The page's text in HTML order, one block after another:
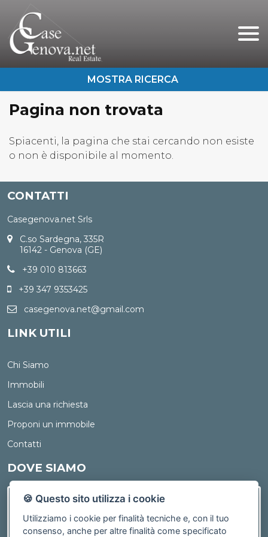
Chi Siamo
Immobili In Vendita
Immobili In Affitto
Servizi
Lascia Una Richiesta
Contatti
Pagina non trovata
Spiacenti, la pagina che stai cercando non esiste
o non è disponibile al momento.
CONTATTI
Casegenova.net Srls
C.so Sardegna, 335R
16142 - Genova (GE)
+39 010 813663
+39 347 9353425
casegenova.net@gmail.com
LINK UTILI
Chi Siamo
Immobili
Lascia una richiesta
Proponi un immobile
Contatti
DOVE SIAMO
🍪 Questo sito utilizza i cookie
Utilizziamo i cookie per finalità tecniche e, con il tuo
consenso, anche per altre finalità come specificato